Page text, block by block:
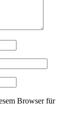
Browser für